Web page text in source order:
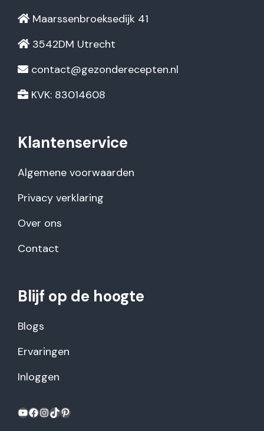
Maarssenbroeksedijk 41
3542DM Utrecht
contact@gezonderecepten.nl
KVK: 83014608
Klantenservice
Algemene voorwaarden
Privacy verklaring
Over ons
Contact
Blijf op de hoogte
Blogs
Ervaringen
Inloggen